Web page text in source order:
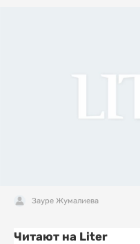
Зауре Жумалиева
Читают на Liter